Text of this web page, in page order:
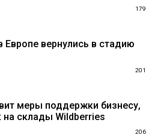
179
вернулись в стадию
201
меры поддержки бизнесу,
склады Wildberries
206